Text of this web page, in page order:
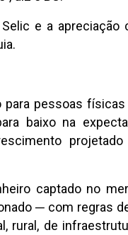
e a apreciação
pessoas físicas
baixo na
captado no
─ com regras
rural, de